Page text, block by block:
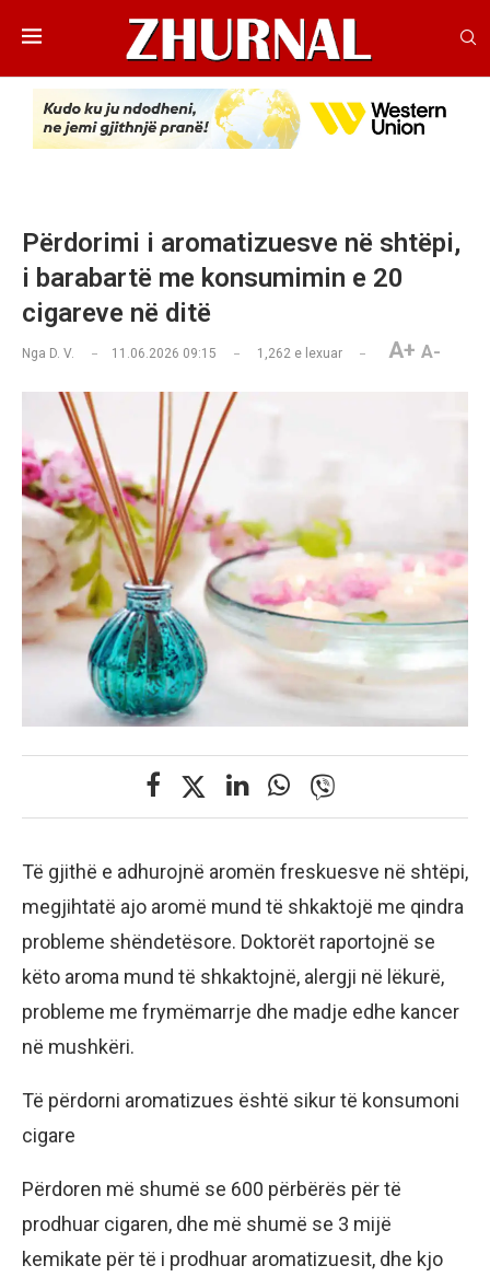
Përdorimi i aromatizuesve në shtëpi,
i barabartë me konsumimin e 20
cigareve në ditë
Nga D. V. 11.06.2026 09:15 1,262 e lexuar A+ A-
Të gjithë e adhurojnë aromën freskuesve në shtëpi,
megjihtatë ajo aromë mund të shkaktojë me qindra
probleme shëndetësore. Doktorët raportojnë se
këto aroma mund të shkaktojnë, alergji në lëkurë,
probleme me frymëmarrje dhe madje edhe kancer
në mushkëri.
Të përdorni aromatizues është sikur të konsumoni
cigare
Përdoren më shumë se 600 përbërës për të
prodhuar cigaren, dhe më shumë se 3 mijë
kemikate për të i prodhuar aromatizuesit, dhe kjo